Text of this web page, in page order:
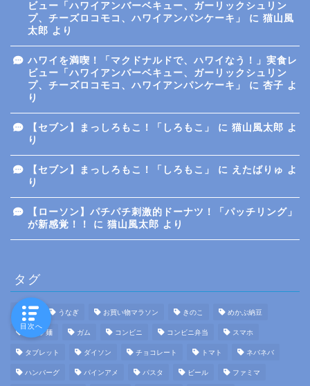
ビュー「ハワイアンバーベキュー、ガーリックシュリン
プ、チーズロコモコ、ハワイアンパンケーキ」
に 猫山風
太郎 より
ハワイを満喫！「マクドナルドで、ハワイなう！」実食レ
ビュー「ハワイアンバーベキュー、ガーリックシュリン
プ、チーズロコモコ、ハワイアンパンケーキ」
に 杏子 よ
り
【セブン】まっしろもこ！「しろもこ」 に 猫山風太郎 よ
り
【セブン】まっしろもこ！「しろもこ」 に えたばりゅ よ
り
【ローソン】パチパチ刺激的ドーナツ！「パッチリング」
が新感覚！！
に 猫山風太郎 より
タグ
FX うなぎ お買い物マラソン きのこ めかぶ納豆
カップ麺 ガム コンビニ コンビニ弁当 スマホ
タブレット ダイソン チョコレート トマト ネバネバ
ハンバーグ パインアメ パスタ ビール ファミマ
目次へ